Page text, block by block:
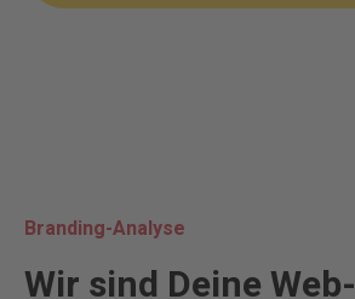
Branding-Analyse
Wir sind Deine Web-